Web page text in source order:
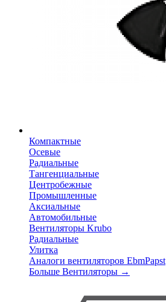
Компактные
Осевые
Радиальные
Тангенциальные
Центробежные
Промышленные
Аксиальные
Автомобильные
Вентиляторы Krubo
Радиальные
Улитка
Аналоги вентиляторов EbmPapst
Больше Вентиляторы →